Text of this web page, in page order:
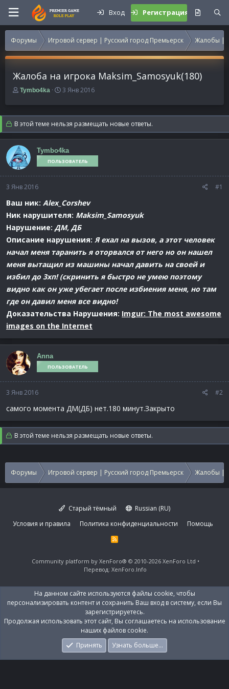
Вход Регистрация
Форумы Игровой сервер | Русский город Премьерск Жалобы |
Жалоба на игрока Maksim_Samosyuk(180)
А
т
о
р
т
е
м
ы
Tymbo4ka
Д
т
а
н
а
а
л
3 Янв 2016
В этой теме нельзя размещать новые ответы.
Tymbo4ka
ПОЛЬЗОВАТЕЛЬ
3 Янв 2016 #1
Ваш ник: Alex_Corshev
Ник нарушителя: Maksim_Samosyuk
Нарушение: ДМ, ДБ
Описание нарушения: Я ехал на вызов, а этот человек
начал меня таранить я оторвался от него но он нашел
меня вытащил из машины начал давить на своей и
избил до 3хп! (скринить я быстро не умею поэтому
видно как он уже убегает после избиения меня, но там
где он давил меня все видно!
Доказательства Нарушения: Imgur: The most awesome
images on the Internet
Anna
ПОЛЬЗОВАТЕЛЬ
3 Янв 2016 #2
самого момента ДМ(ДБ) нет.180 минут.Закрыто
В этой теме нельзя размещать новые ответы.
Форумы Игровой сервер | Русский город Премьерск Жалобы |
Старый тёмный
Russian (RU)
Условия и правила
Политика конфиденциальности Помощь
R
S
Community platform by XenForo® © 2010-2026 XenForo Ltd
Перевод: XenForo.Info
На данном сайте используются файлы cookie, чтобы
персонализировать контент и сохранить Ваш вход в систему, если Вы
зарегистрируетесь.
Продолжая использовать этот сайт, Вы соглашаетесь на использование
наших файлов cookie.
Принять
Узнать больше…